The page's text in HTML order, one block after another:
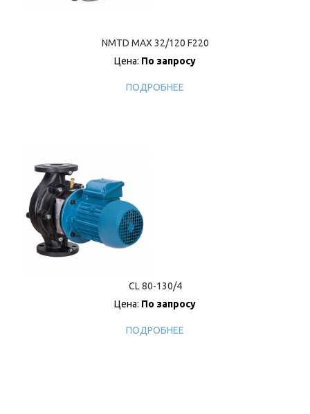
NMTD MAX 32/120 F220
Цена: По запросу
ПОДРОБНЕЕ
CL 80-130/4
Цена: По запросу
ПОДРОБНЕЕ